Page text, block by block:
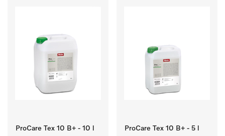
ProCare Tex 10 B+ - 10 l ProCare Tex 10 B+ - 5 l